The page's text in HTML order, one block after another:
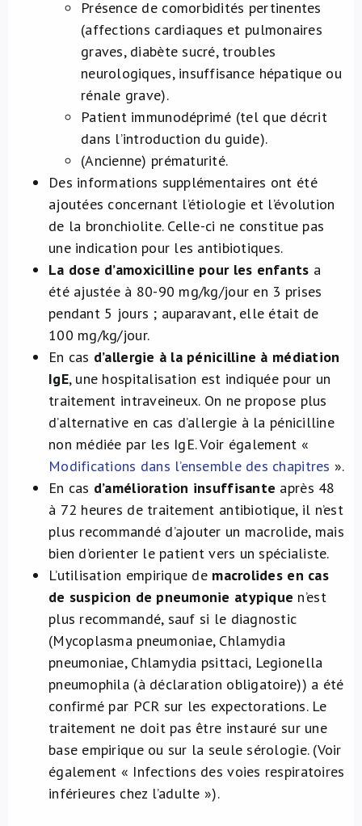
Présence de comorbidités pertinentes
(affections cardiaques et pulmonaires
graves, diabète sucré, troubles
neurologiques, insuffisance hépatique ou
rénale grave).
Patient immunodéprimé (tel que décrit
dans l’introduction du guide).
(Ancienne) prématurité.
Des informations supplémentaires ont été
ajoutées concernant l’étiologie et l’évolution
de la bronchiolite. Celle-ci ne constitue pas
une indication pour les antibiotiques.
La dose d’amoxicilline pour les enfants a
été ajustée à 80-90 mg/kg/jour en 3 prises
pendant 5 jours ; auparavant, elle était de
100 mg/kg/jour.
En cas d’allergie à la pénicilline à médiation
IgE, une hospitalisation est indiquée pour un
traitement intraveineux. On ne propose plus
d’alternative en cas d’allergie à la pénicilline
non médiée par les IgE. Voir également «
Modifications dans l’ensemble des chapitres ».
En cas d’amélioration insuffisante après 48
à 72 heures de traitement antibiotique, il n’est
plus recommandé d’ajouter un macrolide, mais
bien d’orienter le patient vers un spécialiste.
L’utilisation empirique de macrolides en cas
de suspicion de pneumonie atypique n’est
plus recommandé, sauf si le diagnostic
(Mycoplasma pneumoniae, Chlamydia
pneumoniae, Chlamydia psittaci, Legionella
pneumophila (à déclaration obligatoire)) a été
confirmé par PCR sur les expectorations. Le
traitement ne doit pas être instauré sur une
base empirique ou sur la seule sérologie. (Voir
également « Infections des voies respiratoires
inférieures chez l’adulte »).